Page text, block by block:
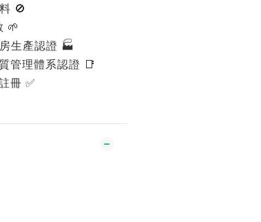
🚫
🌱
生產認證 🏭
管理體系認證 📑
冊 ✅